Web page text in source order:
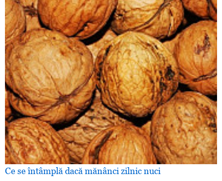
Ce se întâmplă dacă mănânci zilnic nuci